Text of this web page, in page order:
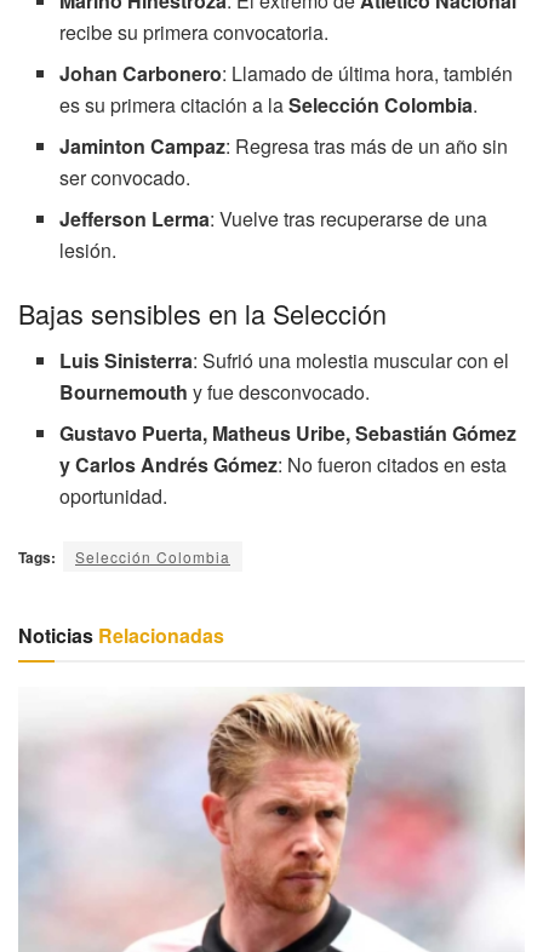
recibe su primera convocatoria.
Johan Carbonero: Llamado de última hora, también
es su primera citación a laSelección Colombia.
Jaminton Campaz: Regresa tras más de un año sin
ser convocado.
Jefferson Lerma: Vuelve tras recuperarse de una
lesión.
Bajas sensibles en la Selección
Luis Sinisterra: Sufrió una molestia muscular con el
Bournemouth y fue desconvocado.
Gustavo Puerta, Matheus Uribe, Sebastián Gómez
y Carlos Andrés Gómez: No fueron citados en esta
oportunidad.
Tags: Selección Colombia
Noticias Relacionadas